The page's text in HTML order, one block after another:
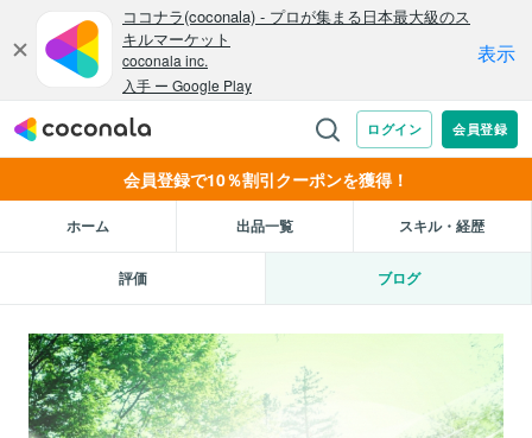
会員登録で10％割引クーポンを獲得！
ホーム 出品一覧 スキル・経歴
評価 ブログ